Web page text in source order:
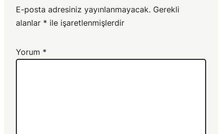
E-posta adresiniz yayınlanmayacak. Gerekli
alanlar * ile işaretlenmişlerdir
Yorum *